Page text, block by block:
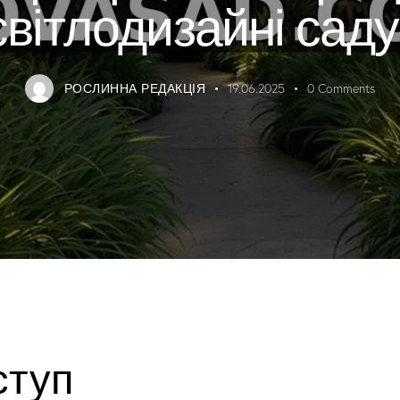
РОСЛИННА РЕДАКЦІЯ 19.06.2025 0 Comments